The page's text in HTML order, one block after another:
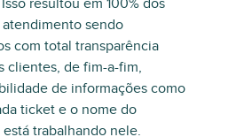
resultou em 100% dos
sendo
com total transparência
clientes, de fim-a-fim,
de informações como
ticket e o nome do
trabalhando nele.